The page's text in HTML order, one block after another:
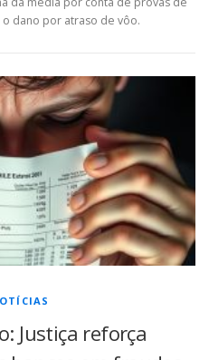
dano por atraso de vôo.
Justiça reforça